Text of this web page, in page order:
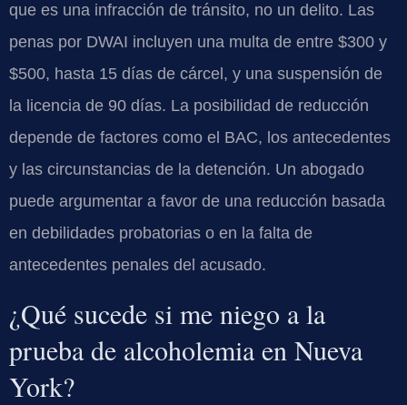
que es una infracción de tránsito, no un delito. Las
penas por DWAI incluyen una multa de entre $300 y
$500, hasta 15 días de cárcel, y una suspensión de
la licencia de 90 días. La posibilidad de reducción
depende de factores como el BAC, los antecedentes
y las circunstancias de la detención. Un abogado
puede argumentar a favor de una reducción basada
en debilidades probatorias o en la falta de
antecedentes penales del acusado.
¿Qué sucede si me niego a la
prueba de alcoholemia en Nueva
York?